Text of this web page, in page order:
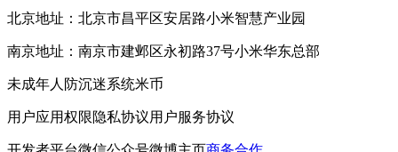
北京地址：北京市昌平区安居路小米智慧产业园
南京地址：南京市建邺区永初路37号小米华东总部
未成年人防沉迷系统米币
用户应用权限隐私协议用户服务协议